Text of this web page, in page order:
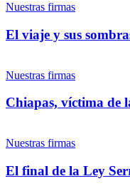
Nuestras firmas
El viaje y sus
Nuestras firmas
Chiapas, víctima de
Nuestras firmas
El final de la Ley